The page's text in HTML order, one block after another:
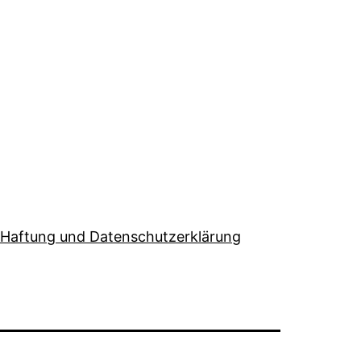
Haftung und Datenschutzerklärung